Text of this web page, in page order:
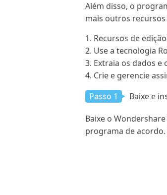
Além disso, o
mais outros
1. Recursos de
2. Use a tecnologia
3. Extraia os dados
4. Crie e gerencie
Passo 1
Baixe e
Baixe o
programa de